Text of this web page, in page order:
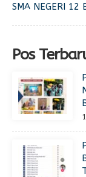
SMA NEGERI 12
Pos